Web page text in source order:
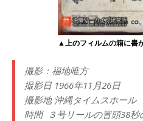
▲上のフィルムの箱に書
撮影：福地唯方
撮影日 1966年11月26日
撮影地 沖縄タイムスホール
時間 ３号リールの冒頭38秒